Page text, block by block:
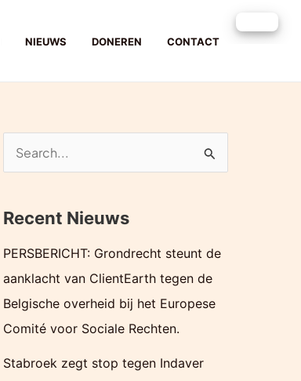
NIEUWS DONEREN CONTACT
o
k
e
n
a
r
Recent Nieuws
PERSBERICHT: Grondrecht steunt de
aanklacht van ClientEarth tegen de
Belgische overheid bij het Europese
Comité voor Sociale Rechten.
Stabroek zegt stop tegen Indaver